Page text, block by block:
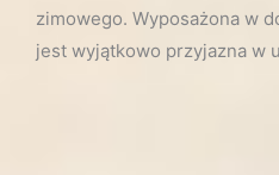
zimowego. Wyposażona w
jest wyjątkowo przyjazna w